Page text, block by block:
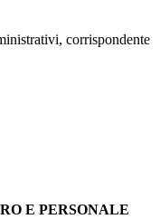
corrispondente
E PERSONALE